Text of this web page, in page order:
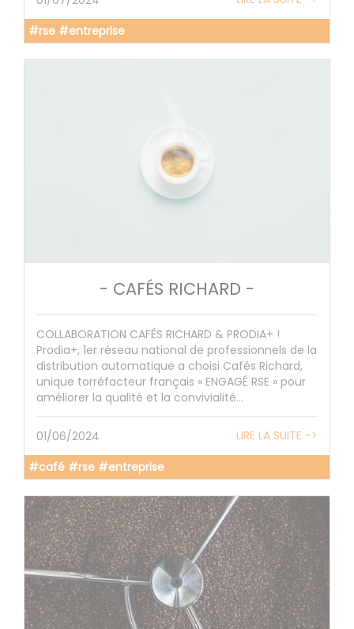
#rse #entreprise
- CAFÉS RICHARD -
COLLABORATION CAFÉS RICHARD & PRODIA+ !
Prodia+, 1er réseau national de professionnels de la
distribution automatique a choisi Cafés Richard,
unique torréfacteur français « ENGAGÉ RSE » pour
améliorer la qualité et la convivialité...
01/06/2024
LIRE LA SUITE ->
#café #rse #entreprise